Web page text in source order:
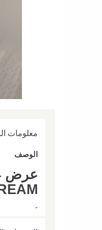
معلومات
الوصف
-